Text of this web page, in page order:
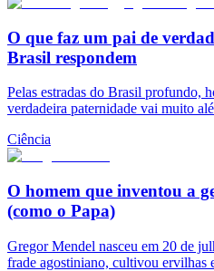
O que faz um pai de
Brasil respondem
Pelas estradas do Brasil profundo,
verdadeira paternidade vai muito
Ciência
O homem que inventou a
(como o Papa)
Gregor Mendel nasceu em 20 de
frade agostiniano, cultivou ervilhas